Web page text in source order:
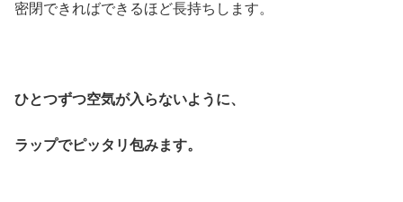
密閉できればできるほど長持ちします。
ひとつずつ空気が入らないように、
ラップでピッタリ包みます。